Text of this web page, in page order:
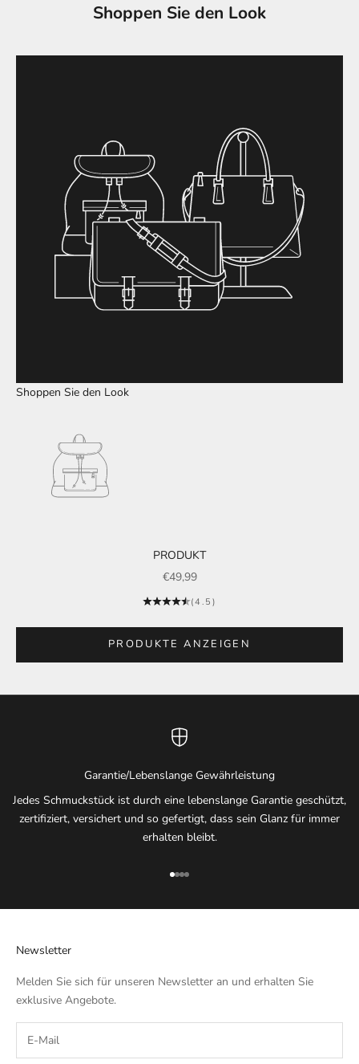
Shoppen Sie den Look
Gehe zu Element 3
Shoppen Sie den Look
PRODUKT
ANGEBOT
€49,99
(4.5)
PRODUKTE ANZEIGEN
Garantie/Lebenslange Gewährleistung
Jedes Schmuckstück ist durch eine lebenslange Garantie geschützt,
zertifiziert, versichert und so gefertigt, dass sein Glanz für immer
erhalten bleibt.
Gehe zu Element 1
Gehe zu Element 2
Gehe zu Element 3
Gehe zu Element 4
Newsletter
Melden Sie sich für unseren Newsletter an und erhalten Sie
exklusive Angebote.